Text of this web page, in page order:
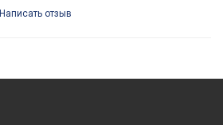
Написать отзыв